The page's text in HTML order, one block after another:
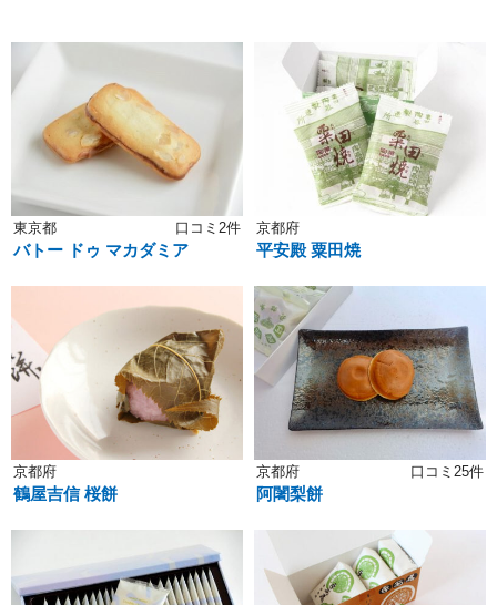
東京都 口コミ2件
バトー ドゥ マカダミア
京都府
平安殿 粟田焼
京都府
鶴屋吉信 桜餅
京都府 口コミ25件
阿闍梨餅